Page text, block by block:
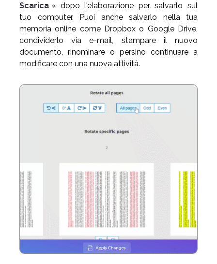
Scarica » dopo l'elaborazione per salvarlo sul
tuo computer. Puoi anche salvarlo nella tua
memoria online come Dropbox o Google Drive,
condividerlo via e-mail, stampare il nuovo
documento, rinominare o persino continuare a
modificare con una nuova attività.